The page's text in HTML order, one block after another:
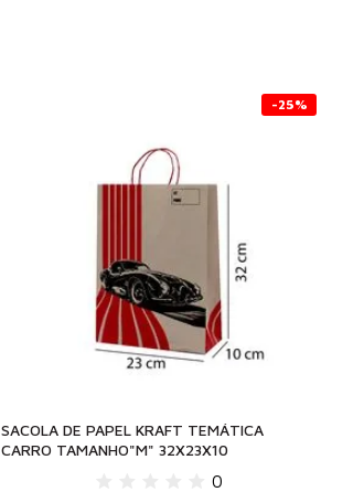
-25%
SACOLA DE PAPEL KRAFT TEMÁTICA
CARRO TAMANHO"M" 32X23X10
0